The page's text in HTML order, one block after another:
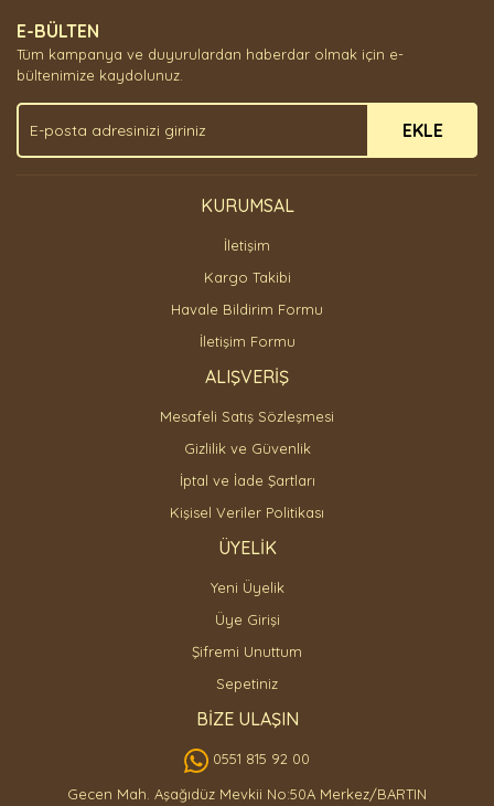
Ürün açıklamasında eksik bilgiler bulunuyor.
Ürün bilgilerinde hatalar bulunuyor.
Bu ürüne benzer farklı alternatifler olmalı.
Gönder
E-BÜLTEN
Tüm kampanya ve duyurulardan haberdar olmak için e-
bültenimize kaydolunuz.
EKLE
KURUMSAL
İletişim
Kargo Takibi
Havale Bildirim Formu
İletişim Formu
ALIŞVERİŞ
Mesafeli Satış Sözleşmesi
Gizlilik ve Güvenlik
İptal ve İade Şartları
Kişisel Veriler Politikası
ÜYELİK
Yeni Üyelik
Üye Girişi
Şifremi Unuttum
Sepetiniz
BİZE ULAŞIN
0551 815 92 00
Gecen Mah. Aşağıdüz Mevkii No:50A Merkez/BARTIN